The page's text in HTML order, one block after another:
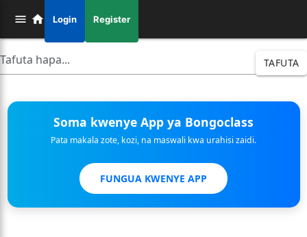
Login Register
TAFUTA
Soma kwenye App ya Bongoclass
Pata makala zote, kozi, na maswali kwa urahisi zaidi.
FUNGUA KWENYE APP